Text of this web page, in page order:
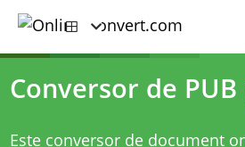
Conversor de PUB
Este conversor de document